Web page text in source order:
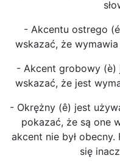
- Akcentu ostrego
wskazać, że
- Akcent grobowy (è)
wskazać, że jest
- Okrężny (ê) jest
pokazać, że są one
akcent nie był obecny.
się